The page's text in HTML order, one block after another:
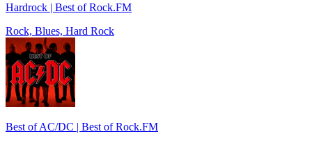
Hardrock | Best of Rock.FM
Rock, Blues, Hard Rock
Best of AC/DC | Best of Rock.FM